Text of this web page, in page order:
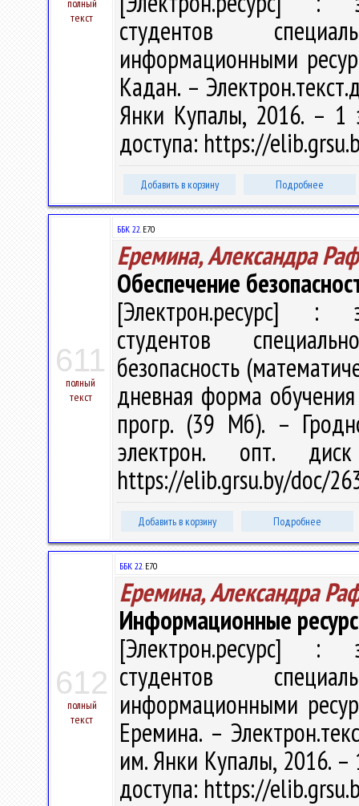
полный
текст
студентов
информационными
Кадан. –
Янки Купалы, 2016. – 1
доступа: https://
Добавить в корзину Подробнее
611
полный
текст
ББК 22.Е70
Еремина, Александра
Обеспечение
[Электрон.ресурс] :
студентов
безопасность
дневная форма
прогр. (39 Мб). –
электрон. опт.
https://elib.grsu.by/doc/
Добавить в корзину Подробнее
612
полный
текст
ББК 22.Е70
Еремина, Александра
Информационные
[Электрон.ресурс] :
студентов
информационными
Еремина. –
им. Янки Купалы, 2016. –
доступа: https://